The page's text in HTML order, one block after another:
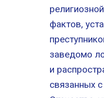
фактов,
заведомо
и
связанных